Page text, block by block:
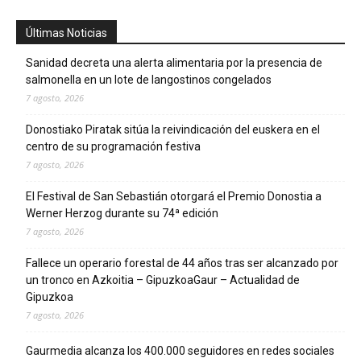
Últimas Noticias
Sanidad decreta una alerta alimentaria por la presencia de
salmonella en un lote de langostinos congelados
7 agosto, 2026
Donostiako Piratak sitúa la reivindicación del euskera en el
centro de su programación festiva
7 agosto, 2026
El Festival de San Sebastián otorgará el Premio Donostia a
Werner Herzog durante su 74ª edición
7 agosto, 2026
Fallece un operario forestal de 44 años tras ser alcanzado por
un tronco en Azkoitia – GipuzkoaGaur – Actualidad de
Gipuzkoa
7 agosto, 2026
Gaurmedia alcanza los 400.000 seguidores en redes sociales